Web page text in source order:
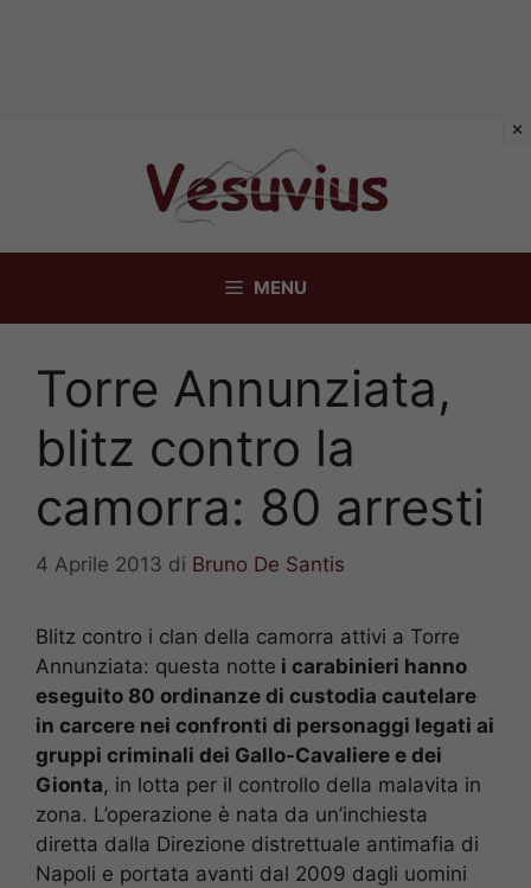
MENU
Torre Annunziata,
blitz contro la
camorra: 80 arresti
4 Aprile 2013 di Bruno De Santis
Blitz contro i clan della camorra attivi a Torre
Annunziata: questa notte i carabinieri hanno
eseguito 80 ordinanze di custodia cautelare
in carcere nei confronti di personaggi legati ai
gruppi criminali dei Gallo-Cavaliere e dei
Gionta, in lotta per il controllo della malavita in
zona. L’operazione è nata da un’inchiesta
diretta dalla Direzione distrettuale antimafia di
Napoli e portata avanti dal 2009 dagli uomini